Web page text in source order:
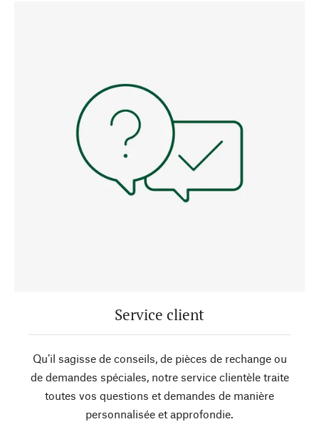
Service client
Qu’il sagisse de conseils, de pièces de rechange ou
de demandes spéciales, notre service clientèle traite
toutes vos questions et demandes de manière
personnalisée et approfondie.